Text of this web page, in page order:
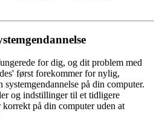
for dig, og dit problem med
først forekommer for nylig,
på din computer.
og indstillinger til et tidligere
på din computer uden at